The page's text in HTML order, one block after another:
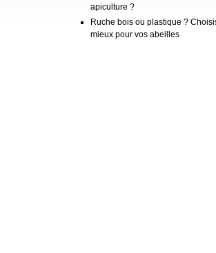
apiculture ?
Ruche bois ou plastique ?
mieux pour vos abeilles